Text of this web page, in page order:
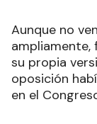
Aunque no
ampliamente,
su propia
oposición
en el